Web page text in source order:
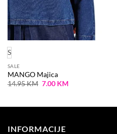
S
SALE
MANGO Majica
14.95KM Original
7.00 KMCurrent
INFORMACIJE